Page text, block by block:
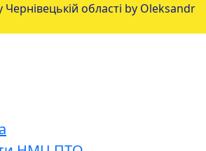
області by Oleksandr